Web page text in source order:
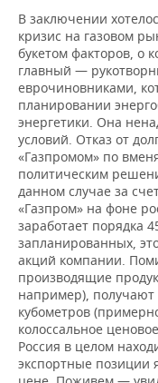
В заключении
кризис на газовом
букетом факторов, о
главный —
еврочиновниками,
планировании
энергетики. Она
условий. Отказ от
«Газпромом» по
политическим
данном случае за
«Газпром» на фоне
заработает порядка
запланированных,
акций компании.
производящие
например), получают
кубометров
колоссальное
Россия в целом
экспортные позиции